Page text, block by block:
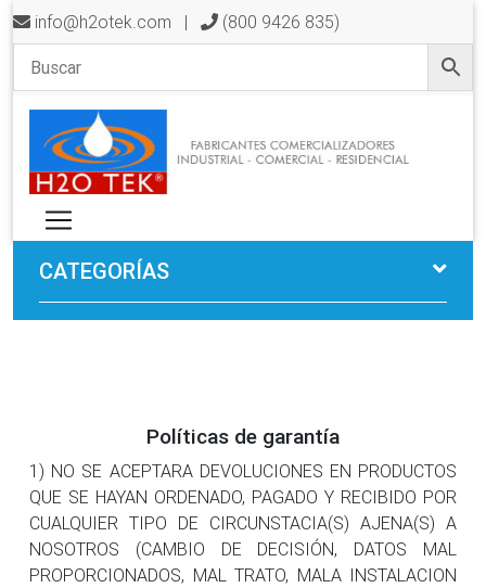
info@h2otek.com | (800 9426 835)
CATEGORÍAS
Políticas de garantía
1) NO SE ACEPTARA DEVOLUCIONES EN PRODUCTOS
QUE SE HAYAN ORDENADO, PAGADO Y RECIBIDO POR
CUALQUIER TIPO DE CIRCUNSTACIA(S) AJENA(S) A
NOSOTROS (CAMBIO DE DECISIÓN, DATOS MAL
PROPORCIONADOS, MAL TRATO, MALA INSTALACION